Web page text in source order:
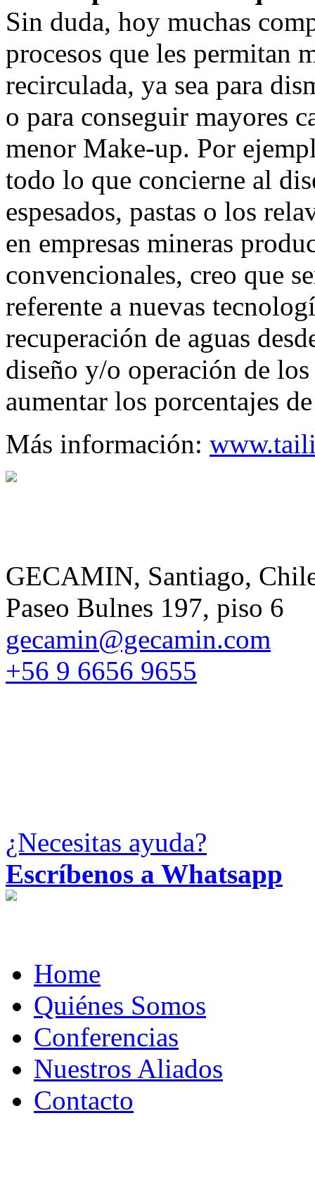
Sin duda, hoy muchas
procesos que les permitan
recirculada, ya sea para
o para conseguir mayores
menor Make-up. Por
todo lo que concierne al
espesados, pastas o los
en empresas mineras
convencionales, creo que
referente a nuevas
recuperación de aguas
diseño y/o operación de
aumentar los porcentajes
Más información:
GECAMIN, Santiago,
Paseo Bulnes 197, piso 6
gecamin@gecamin.com
+56 9 6656 9655
¿Necesitas ayuda?
Escríbenos a Whatsapp
Home
Quiénes Somos
Conferencias
Nuestros Aliados
Contacto